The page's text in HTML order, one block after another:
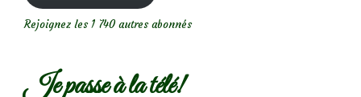
Rejoignez les 1 740 autres abonnés
Je passe à la télé!